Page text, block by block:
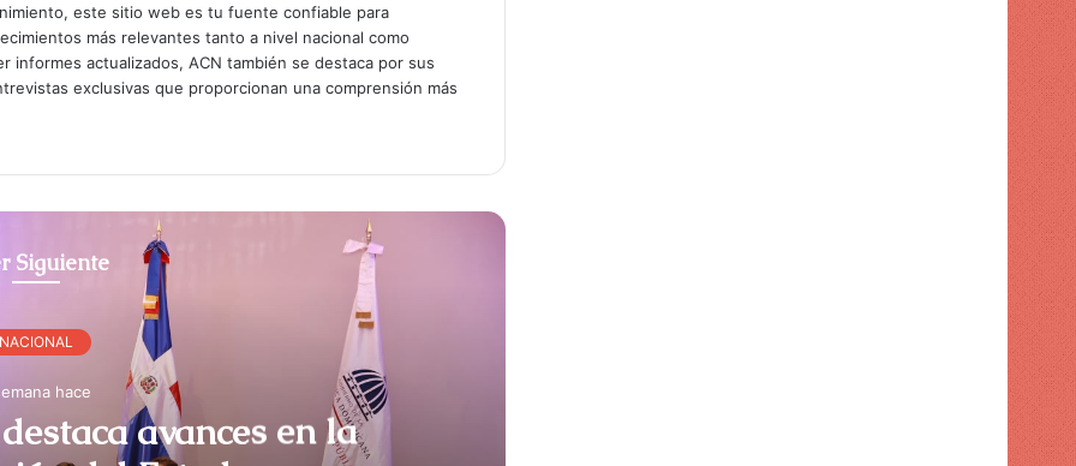
este sitio web es tu fuente confiable para
más relevantes tanto a nivel nacional como
informes actualizados, ACN también se destaca por sus
exclusivas que proporcionan una comprensión más
Siguiente
NACIONAL
hace
avances en la
1 semana hace
Apresan a tres por